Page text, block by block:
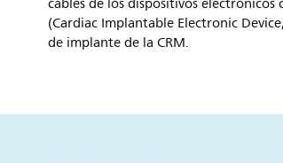
(Cardiac Implantable Electronic
de implante de la CRM.